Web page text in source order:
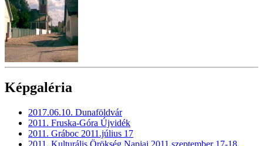
Képgaléria
2017.06.10. Dunaföldvár
2011. Fruska-Góra Újvidék
2011. Gráboc 2011.július 17
2011. Kulturális Örökség Napjai 2011.szeptember 17-18.